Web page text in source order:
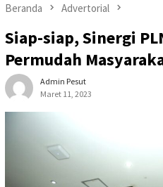
Beranda Advertorial
Siap-siap, Sinergi
Permudah
Admin Pesut
Maret 11, 2023